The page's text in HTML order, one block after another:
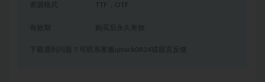
资源格式 TTF，OTF
有效期 购买后永久有效
下载遇到问题？可联系客服qmsck0824或留言反馈